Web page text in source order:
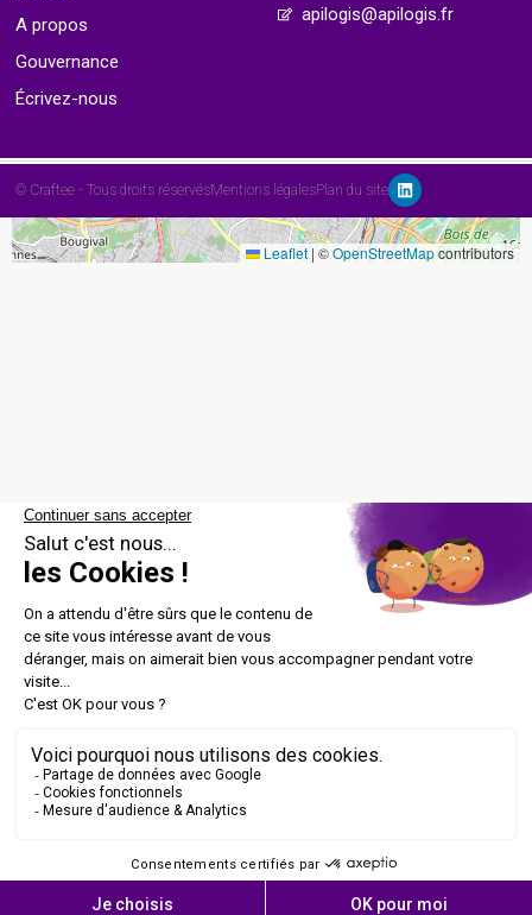
Leaflet | ©OpenStreetMapcontributors
Peggy Brice
A propos
Gouvernance
Écrivez-nous
apilogis@apilogis.fr
© Craftee - Tous droits réservésMentions légalesPlan du site